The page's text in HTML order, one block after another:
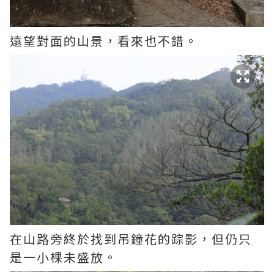
遠望對面的山景，看來也不錯。
在山路旁終於找到吊鐘花的踪影，但仍只
是一小棵未盛放。